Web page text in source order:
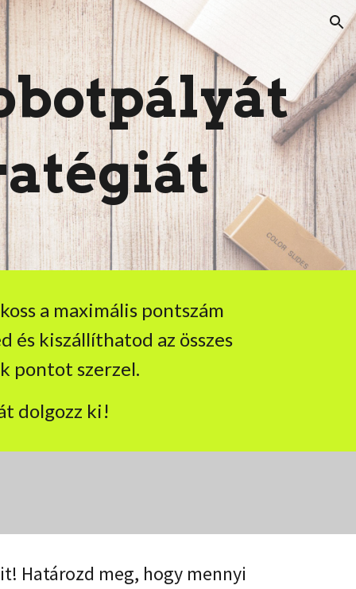
a maximális pontszám
kiszállíthatod az összes
pontot szerzel.
dolgozz ki!
Határozd meg, hogy mennyi